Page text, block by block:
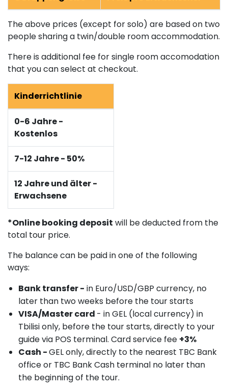
The above prices (except for solo) are based on two
people sharing a twin/double room accommodation.
There is additional fee for single room accomodation
that you can select at checkout.
Kinderrichtlinie
0-6 Jahre -
Kostenlos
7-12 Jahre - 50%
12 Jahre und älter -
Erwachsene
*Online booking deposit will be deducted from the
total tour price.
The balance can be paid in one of the following
ways:
Bank transfer - in Euro/USD/GBP currency, no
later than two weeks before the tour starts
VISA/Master card - in GEL (local currency) in
Tbilisi only, before the tour starts, directly to your
guide via POS terminal. Card service fee +3%
Cash -GEL only, directly to the nearest TBC Bank
office or TBC Bank Cash terminal no later than
the beginning of the tour.